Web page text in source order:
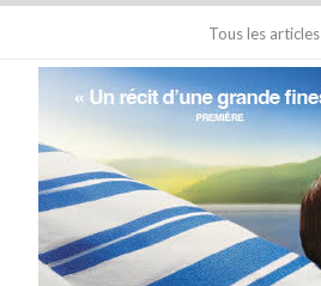
Tous les articles